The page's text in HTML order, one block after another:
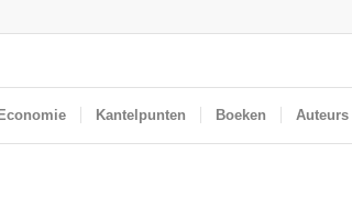
Economie Kantelpunten Boeken Auteurs